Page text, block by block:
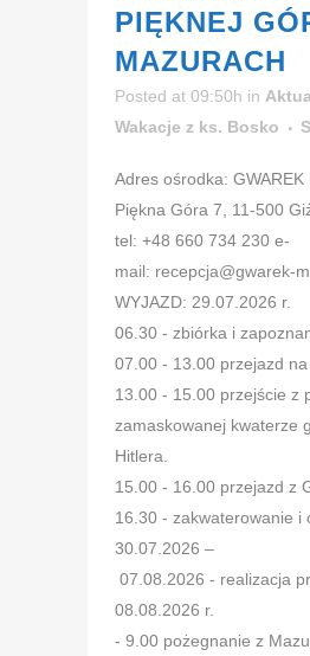
PIĘKNEJ
MAZURACH
Posted at 09:50h in
Wakacje z ks. Bosko
Adres ośrodka: GWAREK
Piękna Góra 7, 11-500
tel: +48 660 734 230 e-
mail: recepcja@gwarek-
WYJAZD: 29.07.2026 r.
06.30 - zbiórka i
07.00 - 13.00 przejazd
13.00 - 15.00 przejście z
zamaskowanej kwaterze
Hitlera.
15.00 - 16.00 przejazd z
16.30 - zakwaterowanie i
30.07.2026 –
07.08.2026 - realizacja
08.08.2026 r.
- 9.00 pożegnanie z